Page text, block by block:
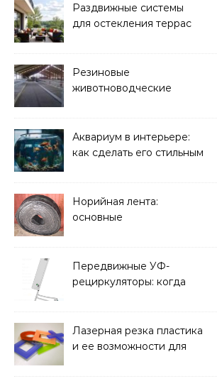
Раздвижные системы
для остекления террас
Резиновые
животноводческие
решать
Аквариум в интерьере:
как сделать его стильным
Норийная лента:
основные
и советы по выбору
Передвижные УФ-
рециркуляторы: когда
Лазерная резка пластика
и ее возможности для